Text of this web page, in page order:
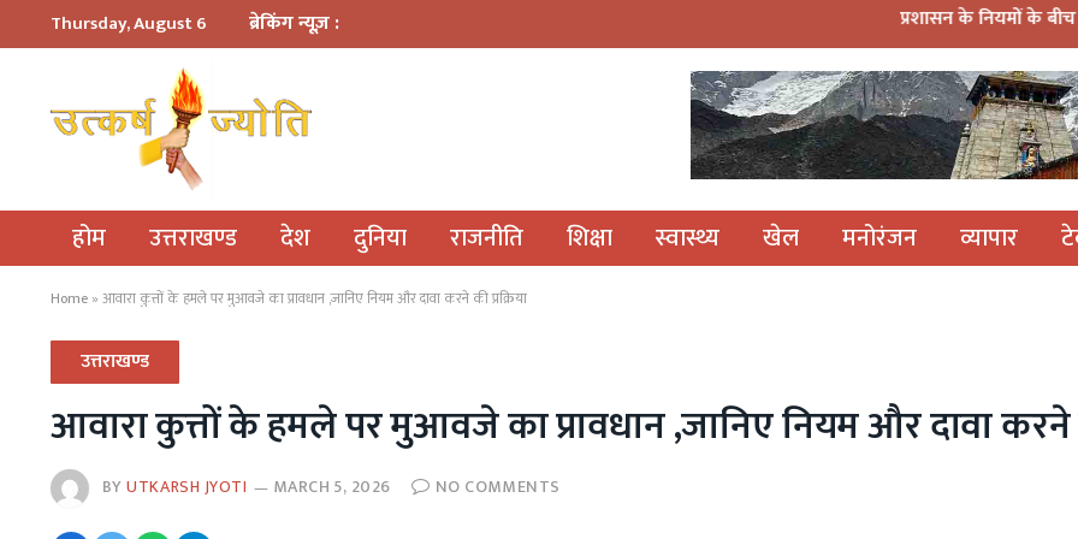
Thursday, August 6 ब्रेकिंग न्यूज़ : प्रशासन के नियमों के बीच नवाचार: हरिद्वार
होम उत्तराखण्ड देश दुनिया राजनीति शिक्षा स्वास्थ्य खेल मनोरंजन व्यापार
Home » आवारा कुत्तों के हमले पर मुआवजे का प्रावधान ,जानिए नियम और दावा करने की प्रक्रिया
उत्तराखण्ड
आवारा कुत्तों के हमले पर मुआवजे का प्रावधान ,जानिए नियम और दावा करने
BYUTKARSH JYOTI MARCH 5, 2026 NO COMMENTS